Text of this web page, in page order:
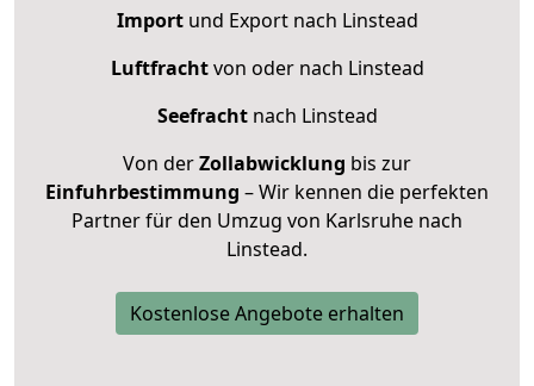
Importund Export nach Linstead
Luftfrachtvon oder nach Linstead
Seefrachtnach Linstead
Von derZollabwicklung bis zur
Einfuhrbestimmung – Wir kennen die perfekten
Partner für den Umzug von Karlsruhe nach
Linstead.
Kostenlose Angebote erhalten